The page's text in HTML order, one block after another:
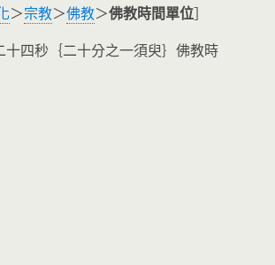
＞宗教＞佛教＞佛教時間單位］
十四秒｛二十分之一須臾｝佛教時